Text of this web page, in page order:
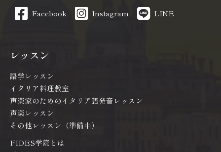
Facebook Instagram LINE
レッスン
語学レッスン
イタリア料理教室
声楽家のためのイタリア語発音レッスン
声楽レッスン
その他レッスン（準備中）
FIDES学院とは